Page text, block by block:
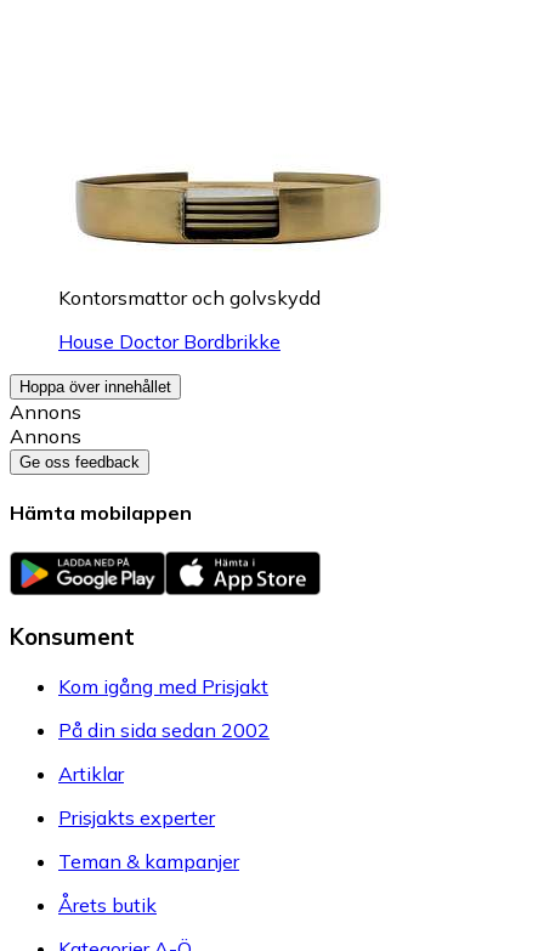
Kontorsmattor och golvskydd
House Doctor Bordbrikke
Hoppa över innehållet
Annons
Annons
Ge oss feedback
Hämta mobilappen
Konsument
Kom igång med Prisjakt
På din sida sedan 2002
Artiklar
Prisjakts experter
Teman & kampanjer
Årets butik